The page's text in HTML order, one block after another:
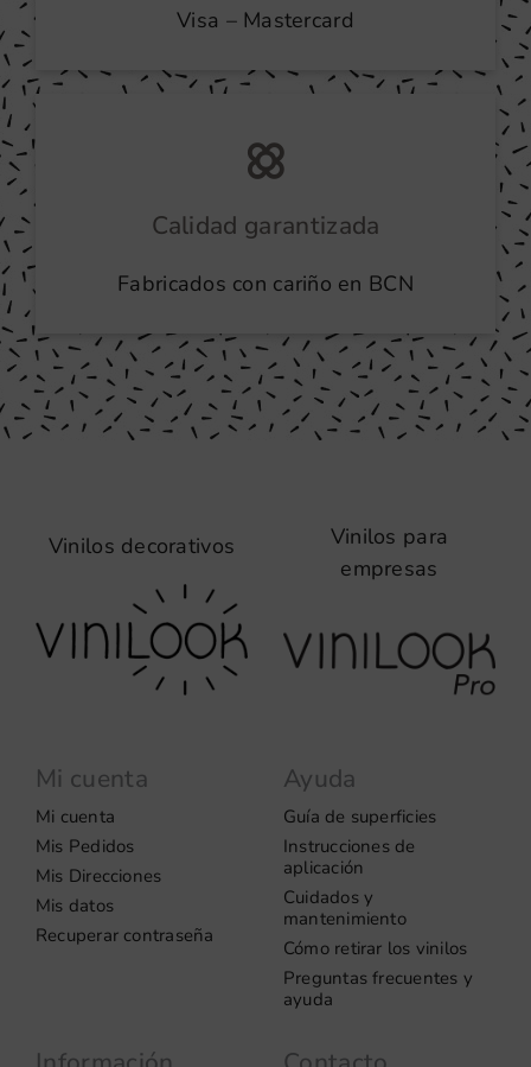
Visa – Mastercard
Calidad garantizada
Fabricados con cariño en BCN
Vinilos decorativos
Mi cuenta
Mi cuenta
Mis Pedidos
Mis Direcciones
Mis datos
Recuperar contraseña
Ayuda
Guía de superficies
Instrucciones de
aplicación
Cuidados y
mantenimiento
Cómo retirar los vinilos
Preguntas frecuentes y
ayuda
Vinilos para
empresas